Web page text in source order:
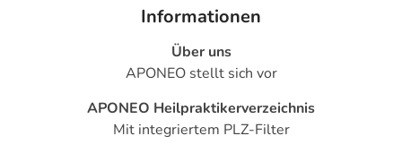
Informationen
Über uns
APONEO stellt sich vor
APONEO Heilpraktikerverzeichnis
Mit integriertem PLZ-Filter